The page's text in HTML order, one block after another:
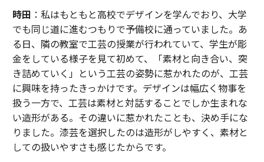
時田 ：私はもともと高校でデザインを学んでおり、大学
でも同じ道に進むつもりで予備校に通っていました。あ
る日、隣の教室で工芸の授業が行われていて、学生が彫
金をしている様子を見て初めて、「素材と向き合い、突
き詰めていく」という工芸の姿勢に惹かれたのが、工芸
に興味を持ったきっかけです。デザインは幅広く物事を
扱う一方で、工芸は素材と対話することでしか生まれな
い造形がある。その違いに惹かれたことも、決め手にな
りました。漆芸を選択したのは造形がしやすく、素材と
しての扱いやすさも感じたからです。